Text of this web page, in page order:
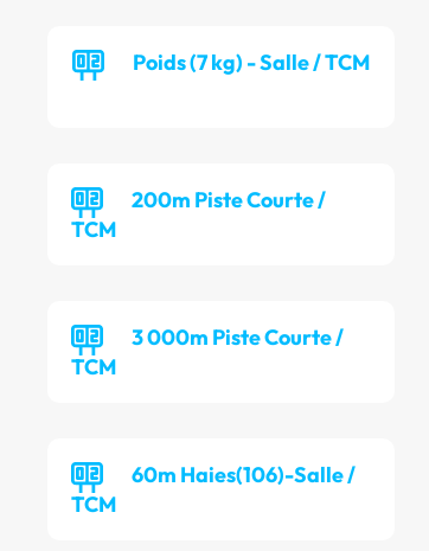
Poids (7 kg) - Salle / TCM
200m Piste Courte /
TCM
3 000m Piste Courte /
TCM
60m Haies(106)-Salle /
TCM